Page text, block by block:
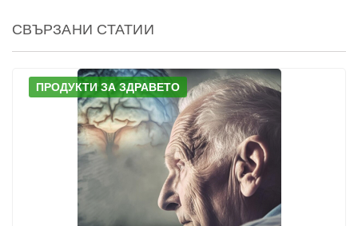
СВЪРЗАНИ СТАТИИ
ПРОДУКТИ ЗА ЗДРАВЕТО